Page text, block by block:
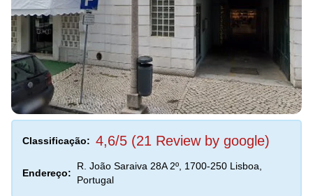
Classificação: 4,6/5 (21 Review by google)
Endereço:
R. João Saraiva 28A 2º, 1700-250 Lisboa,
Portugal